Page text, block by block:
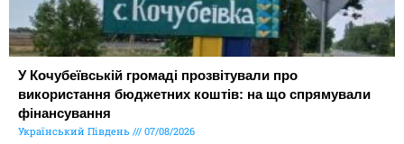
У Кочубеївській громаді прозвітували про
використання бюджетних коштів: на що спрямували
фінансування
Український Південь 07/08/2026